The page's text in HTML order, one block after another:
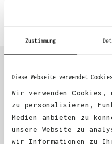
Zustimmung
Diese Webseite verwendet
Wir verwenden Cookies,
zu personalisieren,
Medien anbieten zu
unsere Website zu
wir Informationen zu
wir eine von unseren
Wähle einfach deine Wunsch-
du auch bequem über das
KUNDEN